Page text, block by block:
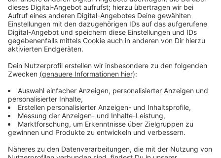
Tatverdächtigen gefunden worden war, ist
mittlerweile identifiziert. Das habe ein DNA-Abgleich
ergeben. Das Ergebnis sei eindeutig, heißt es von der
Staatsanwaltschaft. Es handle sich wie angenommen
um die Mutter des Verdächtigen. Die Frauenleiche sei
bereits teilweise skelettiert gewesen und saß in
einem Rollstuhl, als sie von Einsatzkräften gefunden
wurde.
Bei der Explosion in Ratingen wurden vor anderthalb
Wochen 35 Menschen verletzt. Drei von ihnen
schweben weiter in Lebensgefahr. Das Motiv des
Täters bleibt weiter unklar.